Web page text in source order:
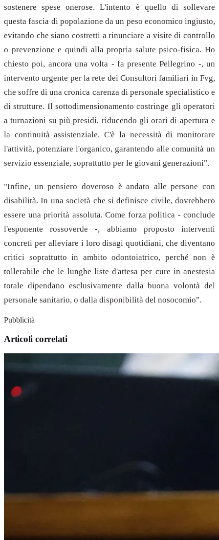
sostenere spese onerose. L'intento è quello di sollevare
questa fascia di popolazione da un peso economico ingiusto,
evitando che siano costretti a rinunciare a visite di controllo
o prevenzione e quindi alla propria salute psico-fisica. Ho
chiesto poi, ancora una volta - fa presente Pellegrino -, un
intervento urgente per la rete dei Consultori familiari in Fvg,
che soffre di una cronica carenza di personale specialistico e
di strutture. Il sottodimensionamento costringe gli operatori
a turnazioni su più presidi, riducendo gli orari di apertura e
la continuità assistenziale. C'è la necessità di monitorare
l'attività, potenziare l'organico, garantendo alle comunità un
servizio essenziale, soprattutto per le giovani generazioni".
"Infine, un pensiero doveroso è andato alle persone con
disabilità. In una società che si definisce civile, dovrebbero
essere una priorità assoluta. Come forza politica - conclude
l'esponente rossoverde -, abbiamo proposto interventi
concreti per alleviare i loro disagi quotidiani, che diventano
critici soprattutto in ambito odontoiatrico, perché non è
tollerabile che le lunghe liste d'attesa per cure in anestesia
totale dipendano esclusivamente dalla buona volontà del
personale sanitario, o dalla disponibilità del nosocomio".
Pubblicità
Articoli correlati